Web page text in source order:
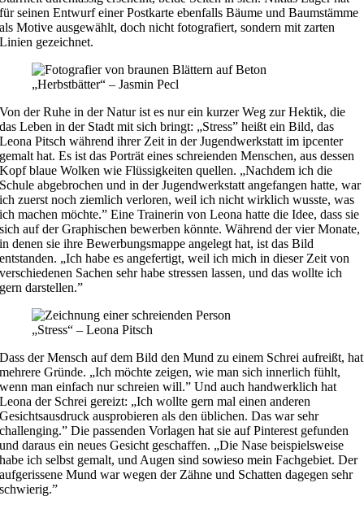
für seinen Entwurf einer Postkarte ebenfalls Bäume und Baumstämme
als Motive ausgewählt, doch nicht fotografiert, sondern mit zarten
Linien gezeichnet.
„Herbstbätter“ – Jasmin Pecl
Von der Ruhe in der Natur ist es nur ein kurzer Weg zur Hektik, die
das Leben in der Stadt mit sich bringt: „Stress” heißt ein Bild, das
Leona Pitsch während ihrer Zeit in der Jugendwerkstatt im ipcenter
gemalt hat. Es ist das Porträt eines schreienden Menschen, aus dessen
Kopf blaue Wolken wie Flüssigkeiten quellen. „Nachdem ich die
Schule abgebrochen und in der Jugendwerkstatt angefangen hatte, war
ich zuerst noch ziemlich verloren, weil ich nicht wirklich wusste, was
ich machen möchte.” Eine Trainerin von Leona hatte die Idee, dass sie
sich auf der Graphischen bewerben könnte. Während der vier Monate,
in denen sie ihre Bewerbungsmappe angelegt hat, ist das Bild
entstanden. „Ich habe es angefertigt, weil ich mich in dieser Zeit von
verschiedenen Sachen sehr habe stressen lassen, und das wollte ich
gern darstellen.”
„Stress“ – Leona Pitsch
Dass der Mensch auf dem Bild den Mund zu einem Schrei aufreißt, hat
mehrere Gründe. „Ich möchte zeigen, wie man sich innerlich fühlt,
wenn man einfach nur schreien will.” Und auch handwerklich hat
Leona der Schrei gereizt: „Ich wollte gern mal einen anderen
Gesichtsausdruck ausprobieren als den üblichen. Das war sehr
challenging.” Die passenden Vorlagen hat sie auf Pinterest gefunden
und daraus ein neues Gesicht geschaffen. „Die Nase beispielsweise
habe ich selbst gemalt, und Augen sind sowieso mein Fachgebiet. Der
aufgerissene Mund war wegen der Zähne und Schatten dagegen sehr
schwierig.”